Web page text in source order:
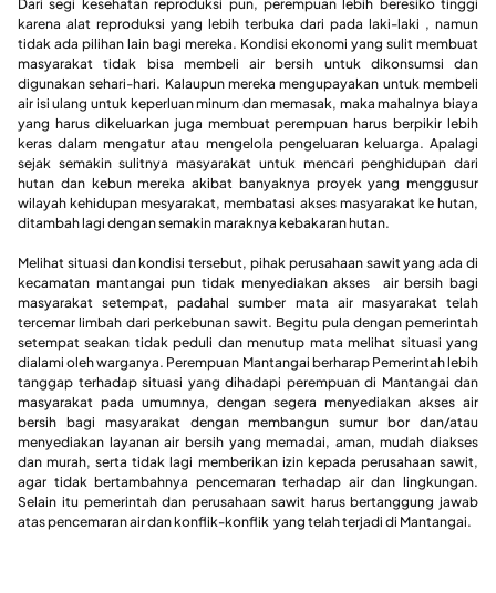
Dari segi kesehatan reproduksi pun, perempuan lebih beresiko tinggi
karena alat reproduksi yang lebih terbuka dari pada laki-laki , namun
tidak ada pilihan lain bagi mereka. Kondisi ekonomi yang sulit membuat
masyarakat tidak bisa membeli air bersih untuk dikonsumsi dan
digunakan sehari-hari. Kalaupun mereka mengupayakan untuk membeli
air isi ulang untuk keperluan minum dan memasak, maka mahalnya biaya
yang harus dikeluarkan juga membuat perempuan harus berpikir lebih
keras dalam mengatur atau mengelola pengeluaran keluarga. Apalagi
sejak semakin sulitnya masyarakat untuk mencari penghidupan dari
hutan dan kebun mereka akibat banyaknya proyek yang menggusur
wilayah kehidupan mesyarakat, membatasi akses masyarakat ke hutan,
ditambah lagi dengan semakin maraknya kebakaran hutan.
Melihat situasi dan kondisi tersebut, pihak perusahaan sawit yang ada di
kecamatan mantangai pun tidak menyediakan akses air bersih bagi
masyarakat setempat, padahal sumber mata air masyarakat telah
tercemar limbah dari perkebunan sawit. Begitu pula dengan pemerintah
setempat seakan tidak peduli dan menutup mata melihat situasi yang
dialami oleh warganya. Perempuan Mantangai berharap Pemerintah lebih
tanggap terhadap situasi yang dihadapi perempuan di Mantangai dan
masyarakat pada umumnya, dengan segera menyediakan akses air
bersih bagi masyarakat dengan membangun sumur bor dan/atau
menyediakan layanan air bersih yang memadai, aman, mudah diakses
dan murah, serta tidak lagi memberikan izin kepada perusahaan sawit,
agar tidak bertambahnya pencemaran terhadap air dan lingkungan.
Selain itu pemerintah dan perusahaan sawit harus bertanggung jawab
atas pencemaran air dan konflik-konflik yang telah terjadi di Mantangai.